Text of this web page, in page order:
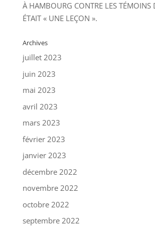
À HAMBOURG CONTRE LES TÉMOINS
ÉTAIT « UNE LEÇON ».
Archives
juillet 2023
juin 2023
mai 2023
avril 2023
mars 2023
février 2023
janvier 2023
décembre 2022
novembre 2022
octobre 2022
septembre 2022